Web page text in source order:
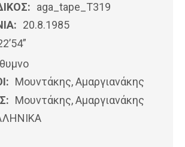
aga_tape_T319
20.8.1985
Μουντάκης, Αμαργιανάκης
Μουντάκης, Αμαργιανάκης